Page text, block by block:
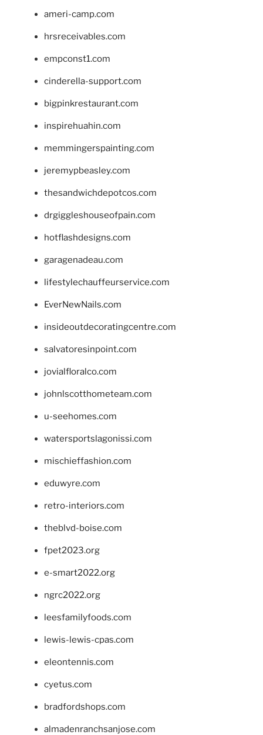
ameri-camp.com
hrsreceivables.com
empconst1.com
cinderella-support.com
bigpinkrestaurant.com
inspirehuahin.com
memmingerspainting.com
jeremypbeasley.com
thesandwichdepotcos.com
drgiggleshouseofpain.com
hotflashdesigns.com
garagenadeau.com
lifestylechauffeurservice.com
EverNewNails.com
insideoutdecoratingcentre.com
salvatoresinpoint.com
jovialfloralco.com
johnlscotthometeam.com
u-seehomes.com
watersportslagonissi.com
mischieffashion.com
eduwyre.com
retro-interiors.com
theblvd-boise.com
fpet2023.org
e-smart2022.org
ngrc2022.org
leesfamilyfoods.com
lewis-lewis-cpas.com
eleontennis.com
cyetus.com
bradfordshops.com
almadenranchsanjose.com